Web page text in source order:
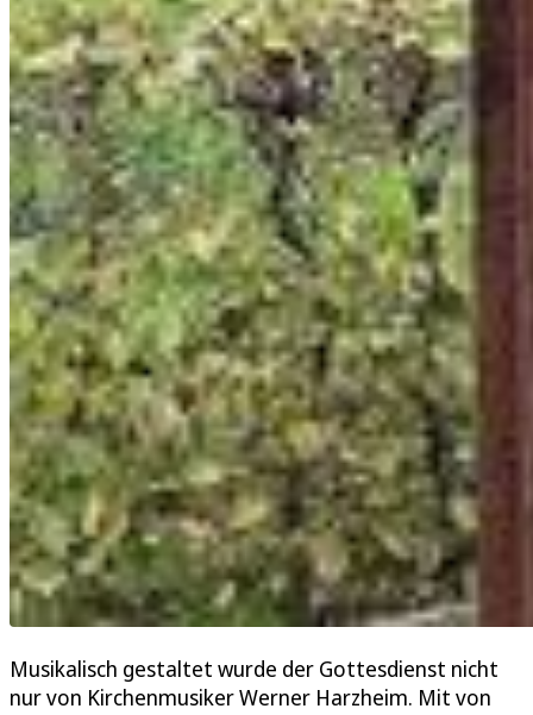
Musikalisch gestaltet wurde der Gottesdienst nicht
nur von Kirchenmusiker Werner Harzheim. Mit von